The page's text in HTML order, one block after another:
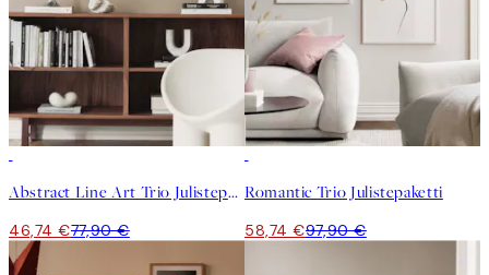
Abstract Line Art Trio Julistepaketti
46,74 €77,90 €
Romantic Trio Julistepaketti
58,74 €97,90 €